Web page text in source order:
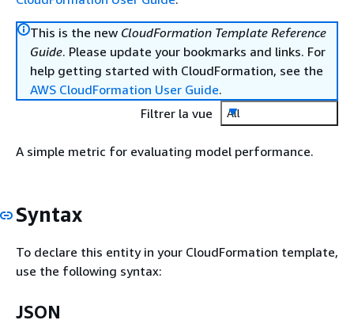
This is the new CloudFormation Template Reference
Guide. Please update your bookmarks and links. For
help getting started with CloudFormation, see the
AWS CloudFormation User Guide.
Filtrer la vue
All
A simple metric for evaluating model performance.
Syntax
To declare this entity in your CloudFormation template,
use the following syntax:
JSON